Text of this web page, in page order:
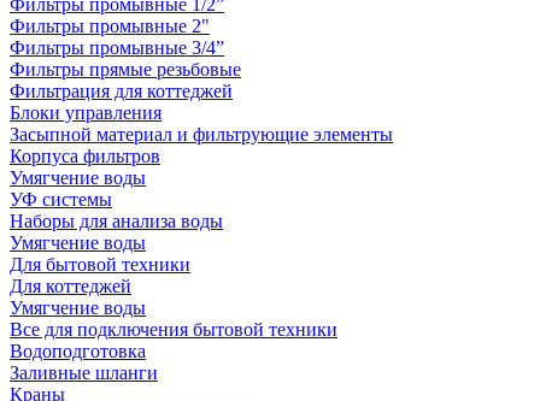
Фильтры промывные 2"
Фильтры промывные 3/4”
Фильтры прямые резьбовые
Фильтрация для коттеджей
Блоки управления
Засыпной материал и фильтрующие элементы
Корпуса фильтров
Умягчение воды
УФ системы
Наборы для анализа воды
Умягчение воды
Для бытовой техники
Для коттеджей
Умягчение воды
Все для подключения бытовой техники
Водоподготовка
Заливные шланги
Краны